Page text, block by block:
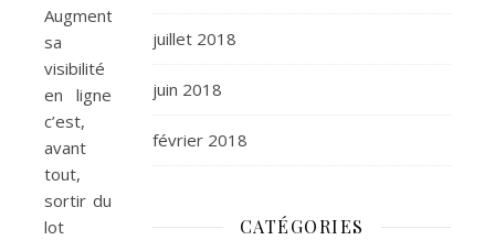
Augmenter
sa
visibilité
en ligne
c’est,
avant
tout,
sortir du
lot
juillet 2018
juin 2018
février 2018
CATÉGORIES